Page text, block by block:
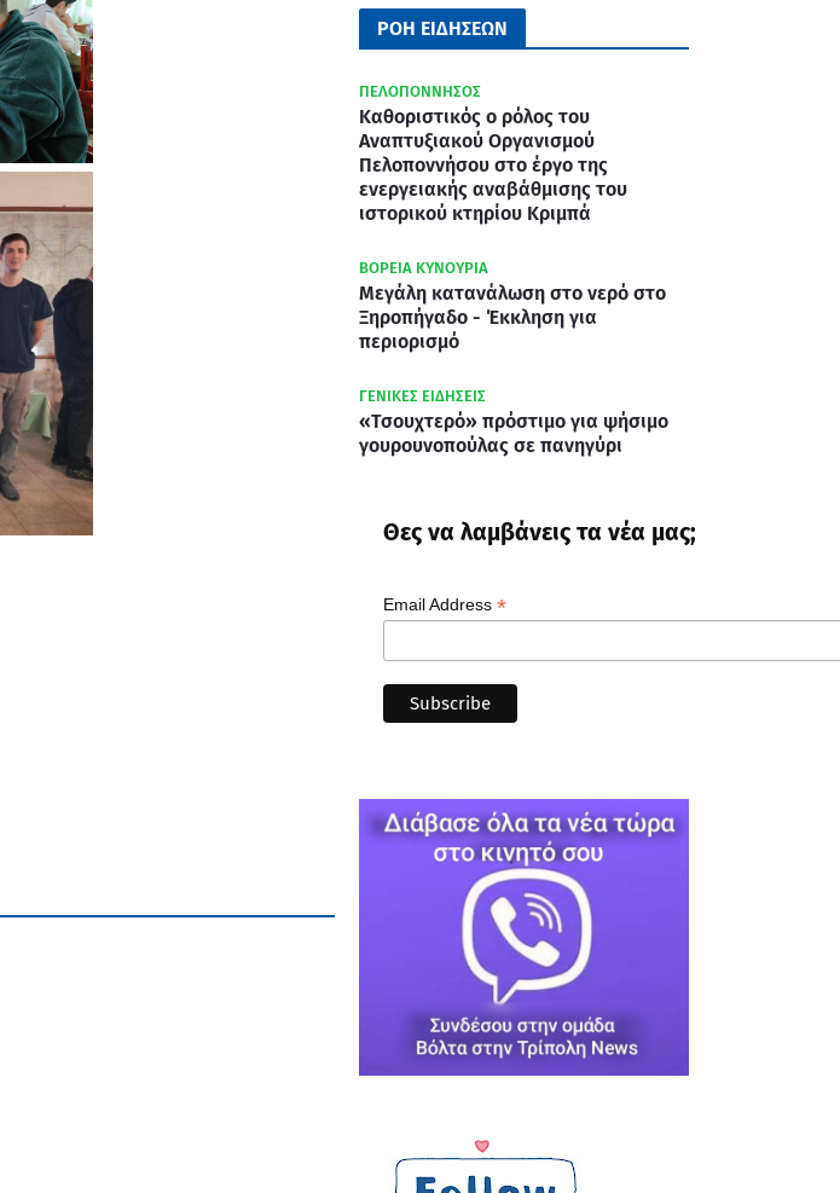
ΡΟΗ ΕΙΔΗΣΕΩΝ
ΠΕΛΟΠΟΝΝΗΣΟΣ
Καθοριστικός ο ρόλος του
Αναπτυξιακού Οργανισμού
Πελοποννήσου στο έργο της
ενεργειακής αναβάθμισης του
ιστορικού κτηρίου Κριμπά
ΒΟΡΕΙΑ ΚΥΝΟΥΡΙΑ
Μεγάλη κατανάλωση στο νερό στο
Ξηροπήγαδο - Έκκληση για
περιορισμό
ΓΕΝΙΚΕΣ ΕΙΔΗΣΕΙΣ
«Τσουχτερό» πρόστιμο για ψήσιμο
γουρουνοπούλας σε πανηγύρι
Θες να λαμβάνεις τα νέα μας;
Email Address *